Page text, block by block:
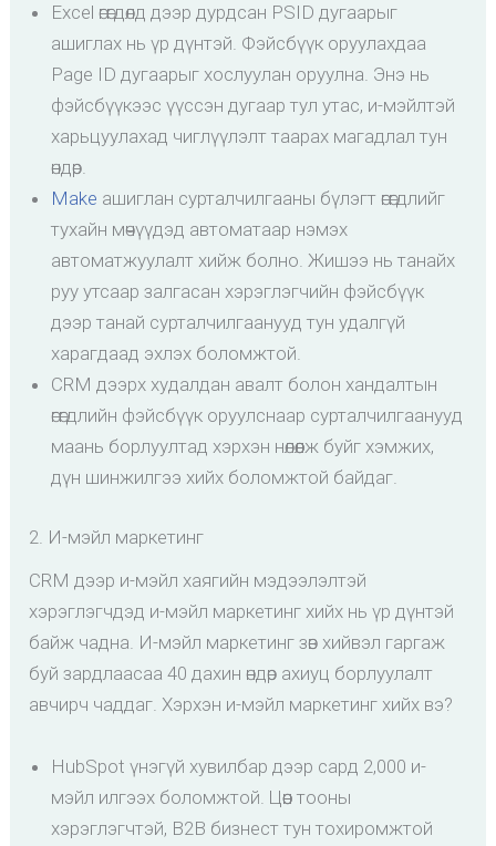
Excel өгөгдөлд дээр дурдсан PSID дугаарыг
ашиглах нь үр дүнтэй. Фэйсбүүк оруулахдаа
Page ID дугаарыг хослуулан оруулна. Энэ нь
фэйсбүүкээс үүссэн дугаар тул утас, и-мэйлтэй
харьцуулахад чиглүүлэлт таарах магадлал тун
өндөр.
Make ашиглан сурталчилгааны бүлэгт өгөгдлийг
тухайн мөчүүдэд автоматаар нэмэх
автоматжуулалт хийж болно. Жишээ нь танайх
руу утсаар залгасан хэрэглэгчийн фэйсбүүк
дээр танай сурталчилгаанууд тун удалгүй
харагдаад эхлэх боломжтой.
CRM дээрх худалдан авалт болон хандалтын
өгөгдлийн фэйсбүүк оруулснаар сурталчилгаанууд
маань борлуултад хэрхэн нөлөөлж буйг хэмжих,
дүн шинжилгээ хийх боломжтой байдаг.
2. И-мэйл маркетинг
CRM дээр и-мэйл хаягийн мэдээлэлтэй
хэрэглэгчдэд и-мэйл маркетинг хийх нь үр дүнтэй
байж чадна. И-мэйл маркетинг зөв хийвэл гаргаж
буй зардлаасаа 40 дахин өндөр ахиуц борлуулалт
авчирч чаддаг. Хэрхэн и-мэйл маркетинг хийх вэ?
HubSpot үнэгүй хувилбар дээр сард 2,000 и-
мэйл илгээх боломжтой. Цөөн тооны
хэрэглэгчтэй, B2B бизнест тун тохиромжтой